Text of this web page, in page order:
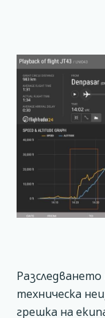
техническа
грешка на